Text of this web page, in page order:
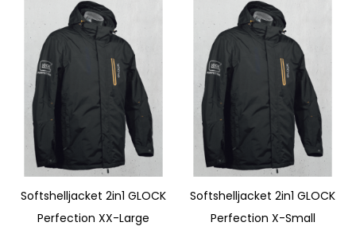
Quickview
Quickview
Softshelljacket 2in1 GLOCK
Perfection XX-Large
Softshelljacket 2in1 GLOCK
Perfection X-Small